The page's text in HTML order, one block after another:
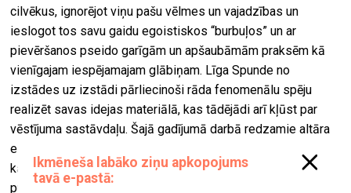
cilvēkus, ignorējot viņu pašu vēlmes un vajadzības un
ieslogot tos savu gaidu egoistiskos “burbuļos” un ar
pievēršanos pseido garīgām un apšaubāmām praksēm kā
vienīgajam iespējamajam glābiņam. Līga Spunde no
izstādes uz izstādi pārliecinoši rāda fenomenālu spēju
realizēt savas idejas materiālā, kas tādējādi arī kļūst par
vēstījuma sastāvdaļu. Šajā gadījumā darbā redzamie altāra
eņģeļi, baltais žogs ar svēto medaljoniem un talismaniem,
kā arī mirušās žurciņas, radītas no mīkstām poliuretāna
putām, kas ir bieži izmantots materiāls izolācijas procesā,